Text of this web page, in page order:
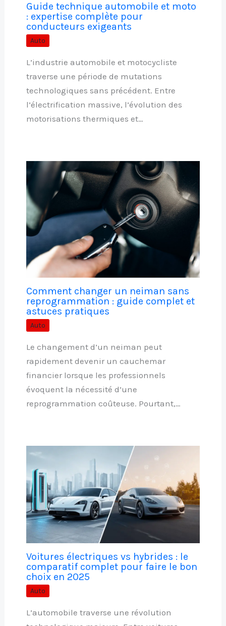
Guide technique automobile et moto
: expertise complète pour
conducteurs exigeants
Auto
L’industrie automobile et motocycliste
traverse une période de mutations
technologiques sans précédent. Entre
l’électrification massive, l’évolution des
motorisations thermiques et…
Comment changer un neiman sans
reprogrammation : guide complet et
astuces pratiques
Auto
Le changement d’un neiman peut
rapidement devenir un cauchemar
financier lorsque les professionnels
évoquent la nécessité d’une
reprogrammation coûteuse. Pourtant,…
Voitures électriques vs hybrides : le
comparatif complet pour faire le bon
choix en 2025
Auto
L’automobile traverse une révolution